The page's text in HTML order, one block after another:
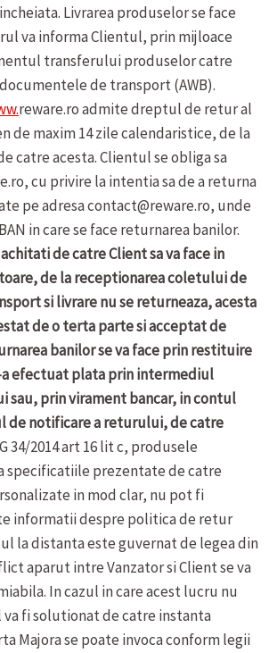
Livrarea produselor se face
va informa Clientul, prin mijloace
transferului produselor catre
de transport (AWB).
reware.ro admite dreptul de retur al
de maxim 14 zile calendaristice, de la
catre acesta. Clientul se obliga sa
cu privire la intentia sa de a returna
pe adresa contact@reware.ro, unde
in care se face returnarea banilor.
de catre Client sa va face in
de la receptionarea coletului de
si livrare nu se returneaza, acesta
de o terta parte si acceptat de
banilor se va face prin restituire
a efectuat plata prin intermediul
sau, prin virament bancar, in contul
de notificare a returului, de catre
34/2014 art 16 lit c, produsele
specificatiile prezentate de catre
in mod clar, nu pot fi
informatii despre politica de retur
la distanta este guvernat de legea din
aparut intre Vanzator si Client se va
In cazul in care acest lucru nu
fi solutionat de catre instanta
Majora se poate invoca conform legii